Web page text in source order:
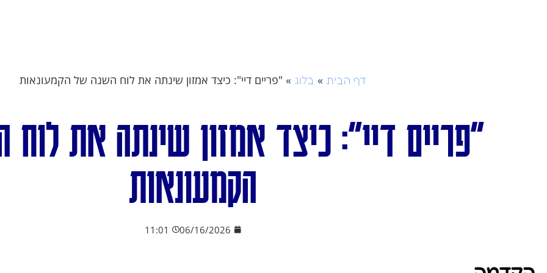
דף הבית » בלוג » "פריים דיי": כיצד אמזון שינתה את לוח השנה של הקמעונאות
"פריים דיי": כיצד אמזון שינתה את
הקמעונאות
06/16/2026
11:01